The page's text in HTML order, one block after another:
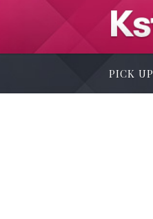
PICK UP